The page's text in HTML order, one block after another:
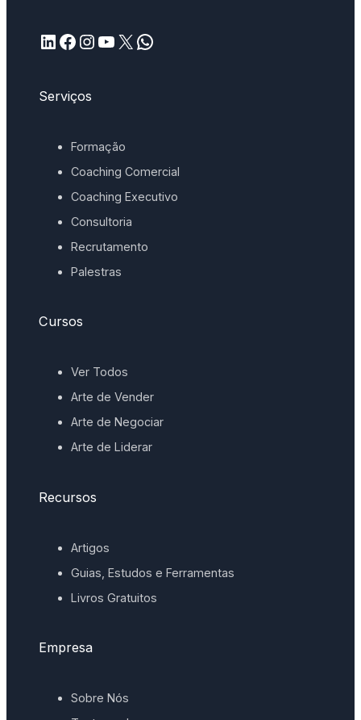
LinkedIn Facebook InstagramYouTube X WhatsApp
Serviços
Formação
Coaching Comercial
Coaching Executivo
Consultoria
Recrutamento
Palestras
Cursos
Ver Todos
Arte de Vender
Arte de Negociar
Arte de Liderar
Recursos
Artigos
Guias, Estudos e Ferramentas
Livros Gratuitos
Empresa
Sobre Nós